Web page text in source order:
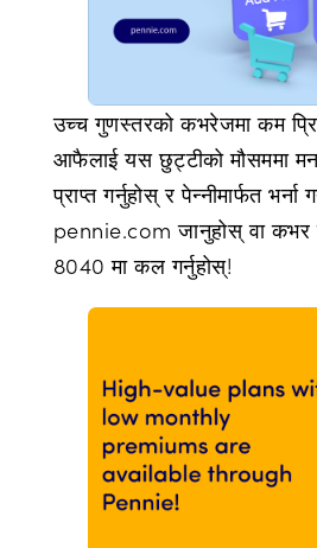
उच्च गुणस्तरको कभरेजमा कम
आफैलाई यस छुट्टीको मौसममा
प्राप्त गर्नुहोस् र पेन्नीमार्फत भर्ना
pennie.com जानुहोस् वा
8040 मा कल गर्नुहोस्!